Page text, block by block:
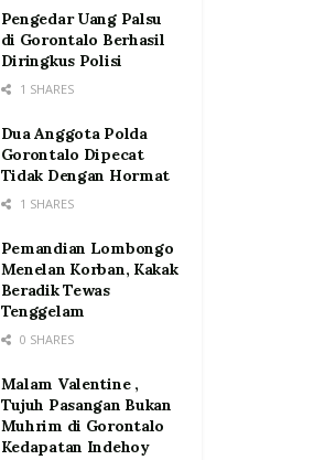
Pengedar Uang Palsu
di Gorontalo Berhasil
Diringkus Polisi
1 SHARES
Dua Anggota Polda
Gorontalo Dipecat
Tidak Dengan Hormat
1 SHARES
Pemandian Lombongo
Menelan Korban, Kakak
Beradik Tewas
Tenggelam
0 SHARES
Malam Valentine ,
Tujuh Pasangan Bukan
Muhrim di Gorontalo
Kedapatan Indehoy